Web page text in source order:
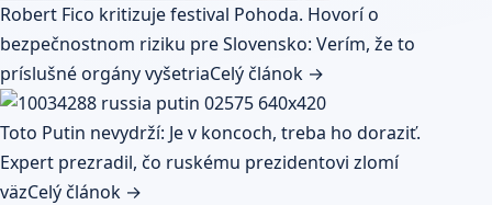
Robert Fico kritizuje festival Pohoda. Hovorí o
bezpečnostnom riziku pre Slovensko: Verím, že to
príslušné orgány vyšetriaCelý článok →
Toto Putin nevydrží: Je v koncoch, treba ho doraziť.
Expert prezradil, čo ruskému prezidentovi zlomí
väzCelý článok →